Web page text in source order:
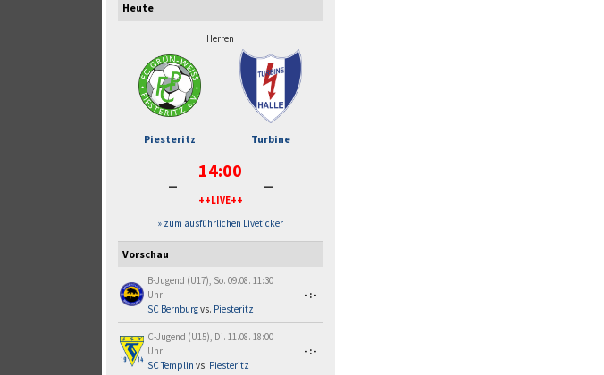
Heute
Herren
Piesteritz Turbine
- 14:00
++LIVE++ -
» zum ausführlichen Liveticker
Vorschau
B-Jugend (U17), So. 09.08. 11:30
Uhr
SC Bernburgvs. Piesteritz
-:-
C-Jugend (U15), Di. 11.08. 18:00
Uhr
SC Templin vs. Piesteritz
-:-